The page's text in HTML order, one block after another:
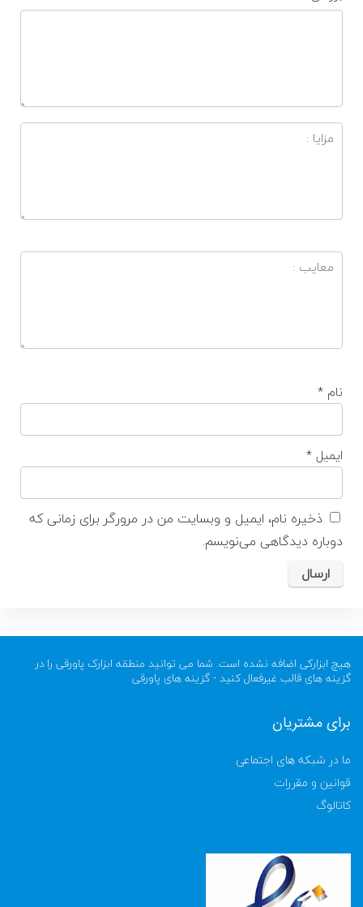
نام *
ایمیل*
ذخیره نام، ایمیل و وبسایت من در مرورگر برای زمانی که
دوباره دیدگاهی می‌نویسم.
هیچ ابزارکی اضافه نشده است. شما می توانید منطقه ابزارک پاورقی را در
گزینه های قالب غیرفعال کنید - گزینه های پاورقی
برای مشتریان
ما در شبکه های اجتماعی
قوانین و مقررات
کاتالوگ